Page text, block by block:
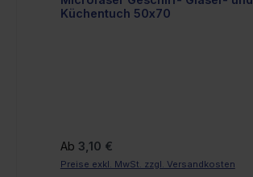
Küchentuch 50x70
Regulärer Preis:
Ab 3,10 €
Preise exkl. MwSt. zzgl. Versandkosten